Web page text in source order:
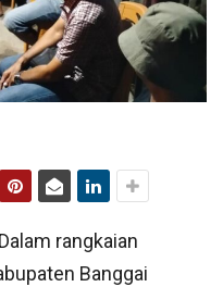
Dalam rangkaian
Banggai